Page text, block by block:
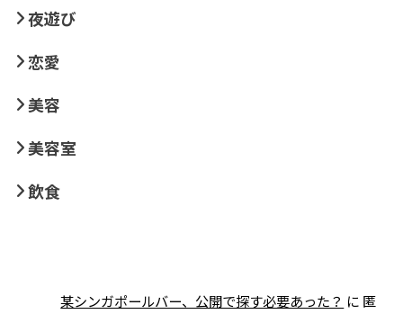
夜遊び
恋愛
美容
美容室
飲食
某シンガポールバー、公開で探す必要あった？ に 匿